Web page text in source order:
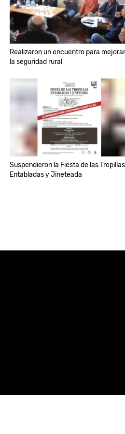
Realizaron un encuentro para mejorar
la seguridad rural
Suspendieron la Fiesta de las Tropillas
Entabladas y Jineteada